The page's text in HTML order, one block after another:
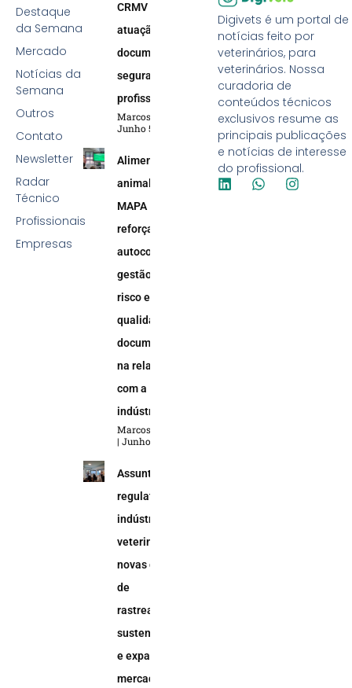
Digivets é um portal de
notícias feito por
veterinários, para
veterinários. Nossa
curadoria de
conteúdos técnicos
exclusivos resume as
principais publicações
e notícias de interesse
do profissional.
Destaque
da Semana
Mercado
Notícias da
Semana
Outros
Contato
Newsletter
Radar
Técnico
Profissionais
Empresas
CRMV reforça
atuação efetiva,
documentação e
segurança
profissional
Marcos Soares
Junho 5, 2026
Alimentação
animal:
MAPA
reforça
autocontrole,
gestão de
risco e
qualidade
documental
na relação
com a
indústria
Marcos Soares
Junho 5, 2026
Assuntos
regulatórios na
indústria
veterinária:
novas demandas
de
rastreabilidade,
sustentabilidade
e expansão do
mercado animal